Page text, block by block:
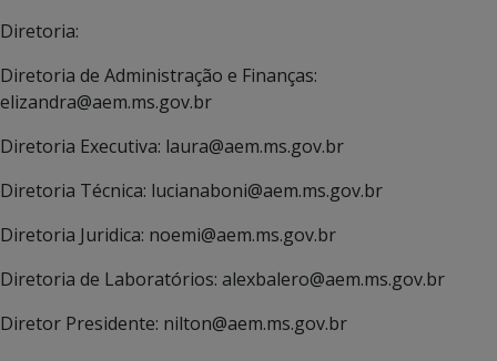
Diretoria:
Diretoria de Administração e Finanças:
elizandra@aem.ms.gov.br
Diretoria Executiva: laura@aem.ms.gov.br
Diretoria Técnica: lucianaboni@aem.ms.gov.br
Diretoria Juridica: noemi@aem.ms.gov.br
Diretoria de Laboratórios: alexbalero@aem.ms.gov.br
Diretor Presidente: nilton@aem.ms.gov.br